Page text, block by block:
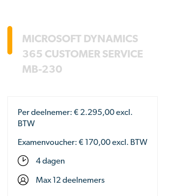
MICROSOFT DYNAMICS
365 CUSTOMER SERVICE
MB-230
Per deelnemer: € 2.295,00excl.
BTW
Examenvoucher: € 170,00 excl. BTW
4 dagen
Max 12 deelnemers